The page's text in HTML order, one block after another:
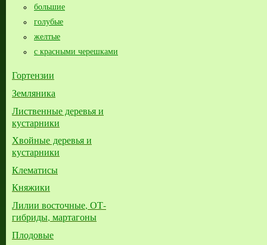
большие​
голубые
желтые
с красными черешками
Гортензии
Земляника
Лиственные деревья и
кустарники
Хвойные деревья и
кустарники
Клематисы
Княжики
Лилии восточные, ОТ-
гибриды, мартагоны
Плодовые